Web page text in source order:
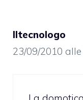
Iltecnologo
23/09/2010 alle